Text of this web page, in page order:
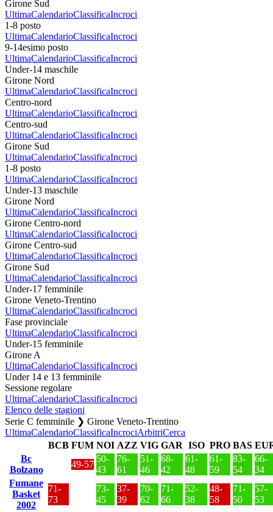
Girone Sud
UltimaCalendarioClassificaIncroci
1-8 posto
UltimaCalendarioClassificaIncroci
9-14esimo posto
UltimaCalendarioClassificaIncroci
Under-14 maschile
Girone Nord
UltimaCalendarioClassificaIncroci
Centro-nord
UltimaCalendarioClassificaIncroci
Centro-sud
UltimaCalendarioClassificaIncroci
Girone Sud
UltimaCalendarioClassificaIncroci
1-8 posto
UltimaCalendarioClassificaIncroci
Under-13 maschile
Girone Nord
UltimaCalendarioClassificaIncroci
Girone Centro-nord
UltimaCalendarioClassificaIncroci
Girone Centro-sud
UltimaCalendarioClassificaIncroci
Girone Sud
UltimaCalendarioClassificaIncroci
Under-17 femminile
Girone Veneto-Trentino
UltimaCalendarioClassificaIncroci
Fase provinciale
UltimaCalendarioClassificaIncroci
Under-15 femminile
Girone A
UltimaCalendarioClassificaIncroci
Under 14 e 13 femminile
Sessione regolare
UltimaCalendarioClassificaIncroci
Elenco delle stagioni
Serie C femminile ❯ Girone Veneto-Trentino
UltimaCalendarioClassificaIncrociArbitriCerca
BCB FUM NOI AZZ VIG GAR ISO PRO BAS
Bc
Bolzano
49-57
50-
43
76-
61
51-
46
68-
42
61-
48
61-
59
83-
54
66-
34
Fumane
Basket
2002
71-
73
73-
45
37-
39
70-
62
71-
66
52-
38
48-
58
71-
50
57-
53